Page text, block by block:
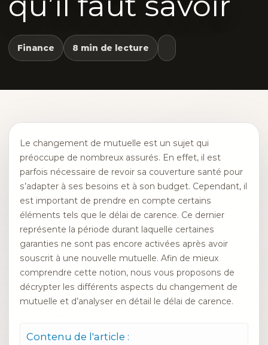
Finance 8 min de lecture
Le changement de mutuelle est un sujet qui
préoccupe de nombreux assurés. En effet, il est
parfois nécessaire de revoir sa couverture santé pour
s’adapter à ses besoins et à son budget. Cependant, il
est important de prendre en compte certains
éléments tels que le délai de carence. Ce dernier
représente la période durant laquelle certaines
garanties ne sont pas encore activées après avoir
souscrit à une nouvelle mutuelle. Afin de mieux
comprendre cette notion, nous vous proposons de
décrypter les différents aspects du changement de
mutuelle et d’analyser en détail le délai de carence.
Contenu de l'article :